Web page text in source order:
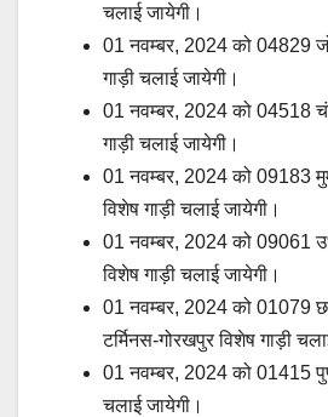
चलाई जायेगी।
01 नवम्बर, 2024 को 04829
गाड़ी चलाई जायेगी।
01 नवम्बर, 2024 को 04518
गाड़ी चलाई जायेगी।
01 नवम्बर, 2024 को 09183
विशेष गाड़ी चलाई जायेगी।
01 नवम्बर, 2024 को 09061
विशेष गाड़ी चलाई जायेगी।
01 नवम्बर, 2024 को 01079
टर्मिनस-गोरखपुर विशेष गाड़ी
01 नवम्बर, 2024 को 01415
चलाई जायेगी।